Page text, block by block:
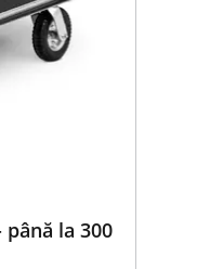
la 300